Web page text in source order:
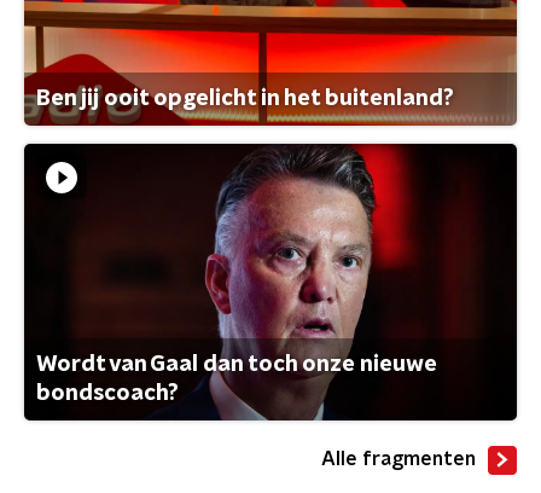
Ben jij ooit opgelicht in het buitenland?
Wordt van Gaal dan toch onze nieuwe
bondscoach?
Alle fragmenten